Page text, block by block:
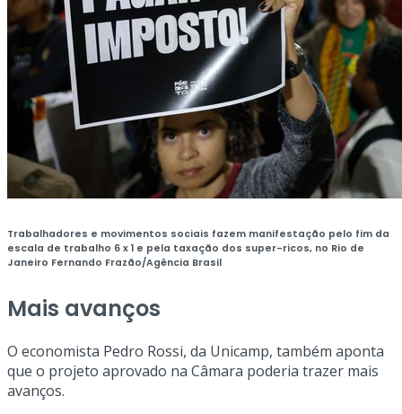
Trabalhadores e movimentos sociais fazem manifestação pelo fim da
escala de trabalho 6 x 1 e pela taxação dos super-ricos, no Rio de
Janeiro Fernando Frazão/Agência Brasil
Mais avanços
O economista Pedro Rossi, da Unicamp, também aponta
que o projeto aprovado na Câmara poderia trazer mais
avanços.